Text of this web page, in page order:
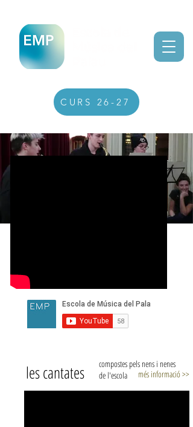
CURS 26-27
les cantates
compostes pels nens i nenes
de l'escola
més informació >>